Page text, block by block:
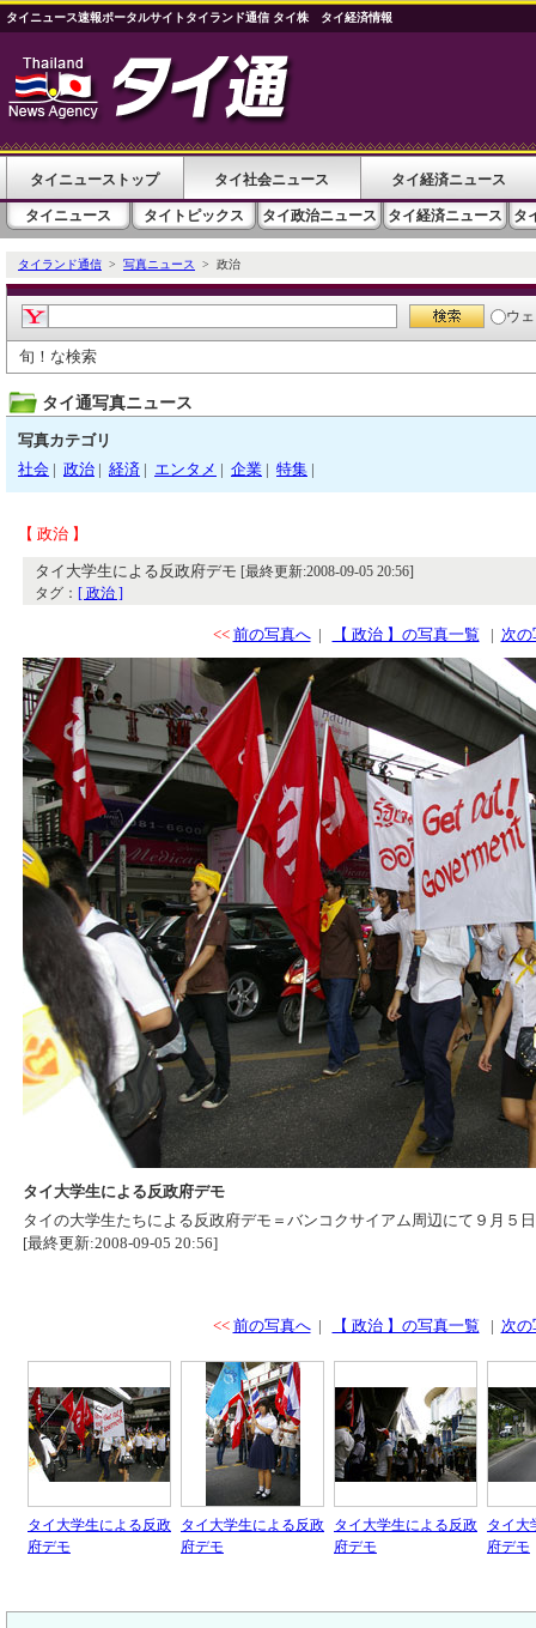
タイニュース速報ポータルサイトタイランド通信 タイ株 タイ経済情報
タイニューストップ タイ社会ニュース タイ経済ニュース
タイニュース タイトピックス タイ政治ニュース タイ経済ニュース タ
タイランド通信 > 写真ニュース > 政治
ウ
旬！な検索
タイ通写真ニュース
写真カテゴリ
社会 | 政治 | 経済 | エンタメ | 企業 | 特集 |
【 政治 】
タイ大学生による反政府デモ [最終更新:2008-09-05 20:56]
タグ： [ 政治 ]
<< 前の写真へ| 【 政治 】の写真一覧 | 次の
タイ大学生による反政府デモ
タイの大学生たちによる反政府デモ＝バンコクサイアム周辺にて９月５
[最終更新:2008-09-05 20:56]
<< 前の写真へ| 【 政治 】の写真一覧 | 次の
タイ大学生による反政
府デモ
タイ大学生による反政
府デモ
タイ大学生による反政
府デモ
タイ大
府デモ